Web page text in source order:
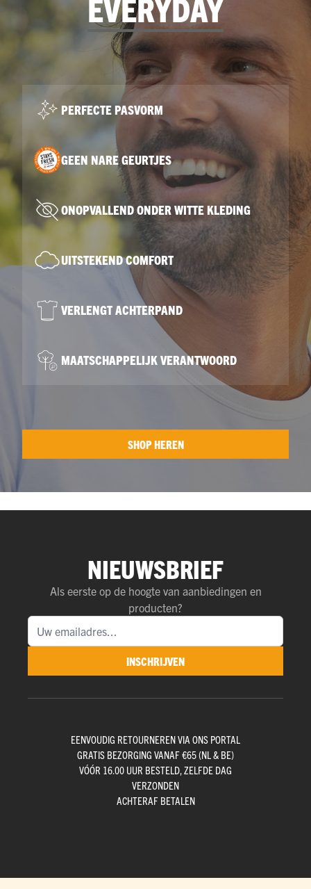
PERFECTE PASVORM
GEEN NARE GEURTJES
ONOPVALLEND ONDER WITTE KLEDING
UITSTEKEND COMFORT
VERLENGT ACHTERPAND
MAATSCHAPPELIJK VERANTWOORD
SHOP HEREN
NIEUWSBRIEF
Als eerste op de hoogte van aanbiedingen en
producten?
INSCHRIJVEN
EENVOUDIG RETOURNEREN VIA ONS PORTAL
GRATIS BEZORGING VANAF €65 (NL & BE)
VÓÓR 16.00 UUR BESTELD, ZELFDE DAG
VERZONDEN
ACHTERAF BETALEN